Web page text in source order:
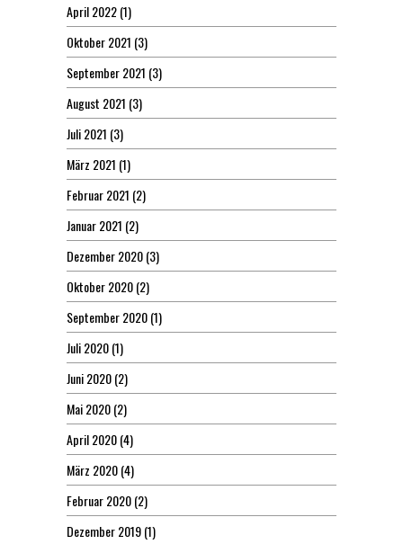
April 2022(1)
Oktober 2021 (3)
September 2021 (3)
August 2021 (3)
Juli 2021 (3)
März 2021 (1)
Februar 2021 (2)
Januar 2021 (2)
Dezember 2020(3)
Oktober 2020(2)
September 2020(1)
Juli 2020(1)
Juni 2020(2)
Mai 2020(2)
April 2020(4)
März 2020(4)
Februar 2020(2)
Dezember 2019(1)